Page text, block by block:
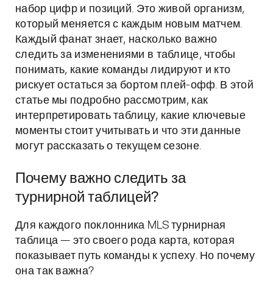
набор цифр и позиций. Это живой организм,
который меняется с каждым новым матчем.
Каждый фанат знает, насколько важно
следить за изменениями в таблице, чтобы
понимать, какие команды лидируют и кто
рискует остаться за бортом плей-офф. В этой
статье мы подробно рассмотрим, как
интерпретировать таблицу, какие ключевые
моменты стоит учитывать и что эти данные
могут рассказать о текущем сезоне.
Почему важно следить за
турнирной таблицей?
Для каждого поклонника MLS турнирная
таблица — это своего рода карта, которая
показывает путь команды к успеху. Но почему
она так важна?